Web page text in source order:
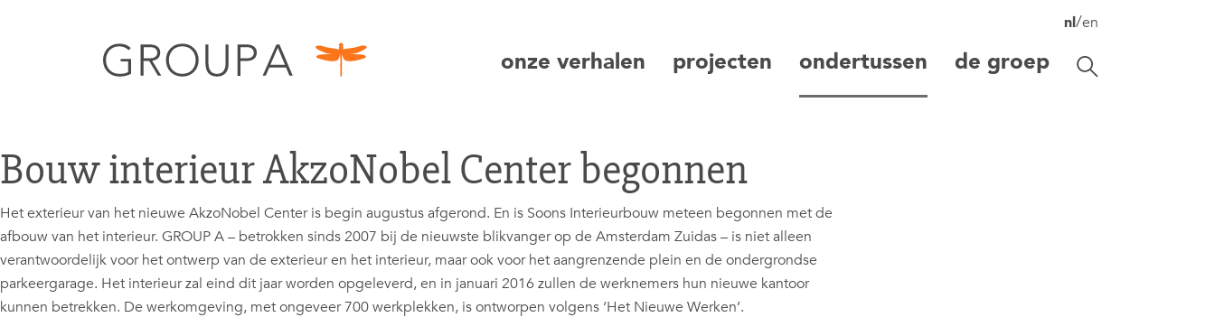
nl/en
Zoekbalk openen/
onze verhalen projecten ondertussen de groep
zoeken zoeken
Bouw interieur AkzoNobel Center begonnen
Het exterieur van het nieuwe AkzoNobel Center is begin augustus afgerond. En is Soons Interieurbouw meteen begonnen met de
afbouw van het interieur. GROUP A – betrokken sinds 2007 bij de nieuwste blikvanger op de Amsterdam Zuidas – is niet alleen
verantwoordelijk voor het ontwerp van de exterieur en het interieur, maar ook voor het aangrenzende plein en de ondergrondse
parkeergarage. Het interieur zal eind dit jaar worden opgeleverd, en in januari 2016 zullen de werknemers hun nieuwe kantoor
kunnen betrekken. De werkomgeving, met ongeveer 700 werkplekken, is ontworpen volgens ‘Het Nieuwe Werken’.